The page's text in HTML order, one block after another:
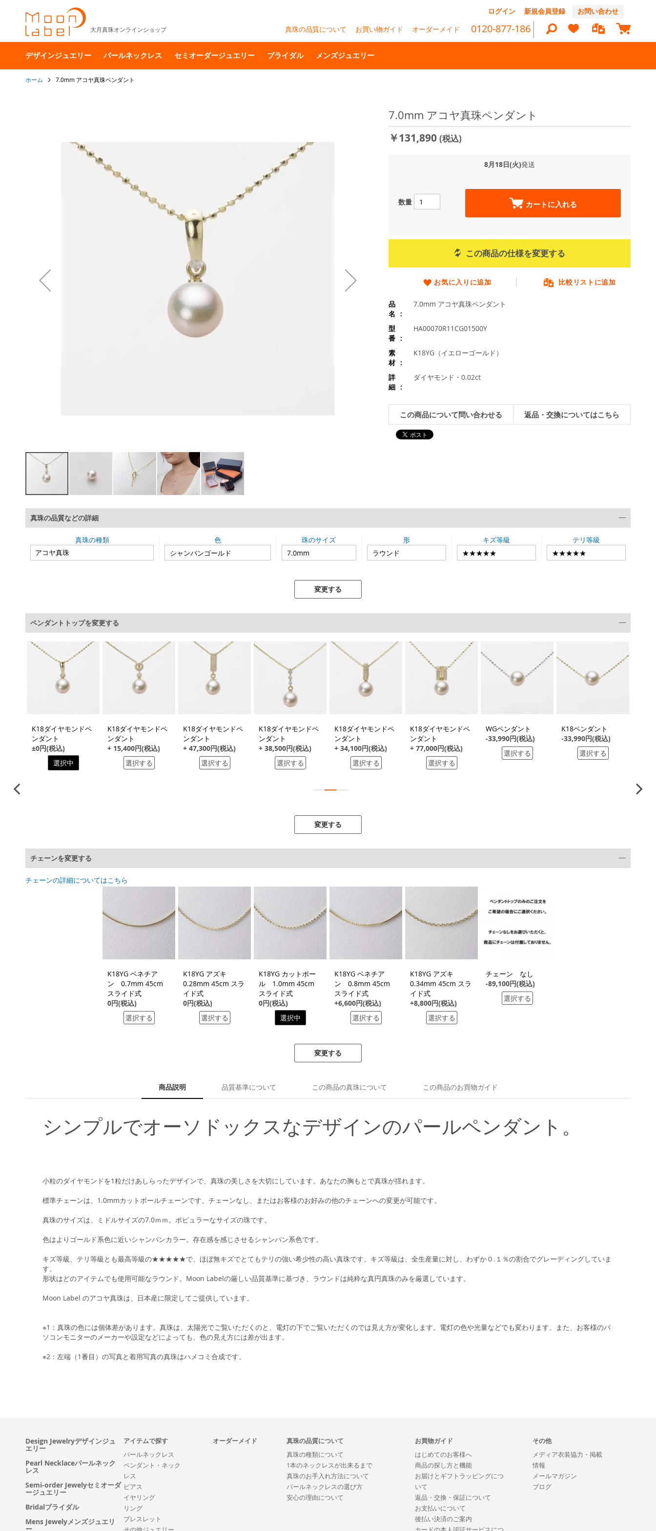
テ
ン
ツ
ログイン 新規会員登録 お問い合わせ
大月真珠オンラインショップ 真珠の品質について お買い物ガイド オーダーメイド 0120-877-186 マイカ
デザインジュエリー パールネックレス セミオーダージュエリー ブライダル メンズジュエリー
ホーム 7.0mm アコヤ真珠ペンダント
メ
ー
ジ
ラ
移
7.0mm アコヤ真珠ペンダント
￥131,890 (税込)
8月18日(火)発送
数量 カートに入れる
この商品の仕様を変更する
お気に入りに追加 比較リストに追加
品
名
7.0mm アコヤ真珠ペンダント
型
番
HA00070R11CG01500Y
素
材
K18YG（イエローゴールド）
詳
細
ダイヤモンド・0.02ct
この商品について問い合わせる 返品・交換についてはこちら
真珠の品質などの詳細
真珠の種類 色 珠のサイズ 形 キズ等級 テリ等級
変更する
ペンダントトップを変更する
K18ダイヤモンドペ
ンダント
±0円(税込)
選択中
K18ダイヤモンドペ
ンダント
+ 15,400円(税込)
選択する
K18ダイヤモンドペ
ンダント
+ 47,300円(税込)
選択する
K18ダイヤモンドペ
ンダント
+ 38,500円(税込)
選択する
K18ダイヤモンドペ
ンダント
+ 34,100円(税込)
選択する
K18ダイヤモンドペ
ンダント
+ 77,000円(税込)
選択する
WGペンダント
-33,990円(税込)
選択する
K18ペンダント
-33,990円(税込)
選択する
変更する
チェーンを変更する
チェーンの詳細についてはこちら
K18YG ベネチア
ン 0.7mm 45cm
スライド式
0円(税込)
選択する
K18YG アズキ
0.28mm 45cm スラ
イド式
0円(税込)
選択する
K18YG カットボー
ル 1.0mm 45cm
スライド式
0円(税込)
選択中
K18YG ベネチア
ン 0.8mm 45cm
スライド式
+6,600円(税込)
選択する
K18YG アズキ
0.34mm 45cm スラ
イド式
+8,800円(税込)
選択する
チェーン なし
-89,100円(税込)
選択する
変更する
商品説明
シンプルでオーソドックスなデザインのパールペンダント。
小粒のダイヤモンドを1粒だけあしらったデザインで、真珠の美しさを大切にしています。あなたの胸もとで真珠が揺れます。
標準チェーンは、1.0mmカットボールチェーンです。チェーンなし、またはお客様のお好みの他のチェーンへの変更が可能です。
真珠のサイズは、ミドルサイズの7.0ｍｍ。ポピュラーなサイズの珠です。
色はよりゴールド系色に近いシャンパンカラー。存在感を感じさせるシャンパン系色です。
キズ等級、テリ等級とも最高等級の★★★★★で、ほぼ無キズでとてもテリの強い希少性の高い真珠です。キズ等級は、全生産量に対し、わずか０.１％の割合でグレーディングしていま
す。
形状はどのアイテムでも使用可能なラウンド。Moon Labelの厳しい品質基準に基づき、ラウンドは純粋な真円真珠のみを厳選しています。
Moon Label のアコヤ真珠は、日本産に限定してご提供しています。
※1：真珠の色には個体差があります。真珠は、太陽光でご覧いただくのと、電灯の下でご覧いただくのでは見え方が変化します。電灯の色や光量などでも変わります。また、お客様のパ
ソコンモニターのメーカーや設定などによっても、色の見え方には差が出ます。
※2：左端（1番目）の写真と着用写真の真珠はハメコミ合成です。
品質基準について この商品の真珠について この商品のお買物ガイド
Design Jewelryデザインジュ
エリー
Pearl Necklaceパールネック
レス
Semi-order Jewelyセミオーダ
ージュエリー
Bridalブライダル
Mens Jewelyメンズジュエリ
ー
アイテムで探す
パールネックレス
ペンダント・ネック
レス
ピアス
イヤリング
リング
ブレスレット
オーダーメイド
真珠の品質について
真珠の種類について
1本のネックレスが出来るまで
真珠のお手入れ方法について
パールネックレスの選び方
安心の理由について
お買物ガイド
はじめてのお客様へ
商品の探し方と機能
お届けとギフトラッピングにつ
いて
返品・交換・保証について
お支払いについて
後払い決済のご案内
その他
メディア衣装協力・掲載
情報
メールマガジン
ブログ